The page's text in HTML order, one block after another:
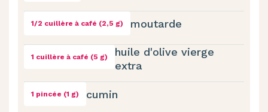
1/2 cuillère à café (2,5 g) moutarde
1 cuillère à café (5 g)
huile d'olive vierge
extra
1 pincée (1 g) cumin